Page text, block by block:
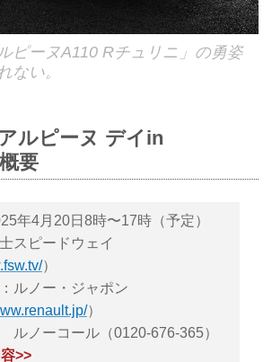
ピーヌA110 Rチュリニ」の勇姿
ない。
ルピーヌ デイin
要
年4月20日8時〜17時（予定）
スピードウェイ
）
ルノー・ジャポン
）
ル（0120-676-365）
>>